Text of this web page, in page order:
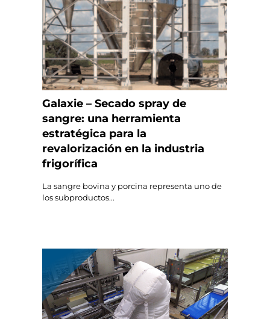
Galaxie – Secado spray de
sangre: una herramienta
estratégica para la
revalorización en la industria
frigorífica
La sangre bovina y porcina representa uno de
los subproductos...